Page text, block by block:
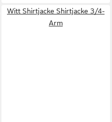
Witt Shirtjacke Shirtjacke 3/4-
Arm